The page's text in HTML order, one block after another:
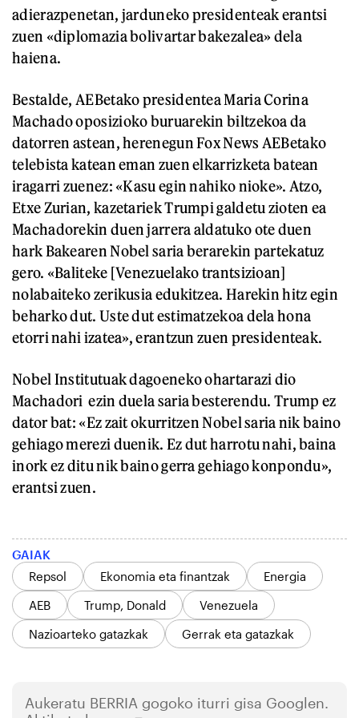
adierazpenetan, jarduneko presidenteak erantsi
zuen «diplomazia bolivartar bakezalea» dela
haiena.
Bestalde, AEBetako presidentea Maria Corina
Machado oposizioko buruarekin biltzekoa da
datorren astean, herenegun Fox News AEBetako
telebista katean eman zuen elkarrizketa batean
iragarri zuenez: «Kasu egin nahiko nioke». Atzo,
Etxe Zurian, kazetariek Trumpi galdetu zioten ea
Machadorekin duen jarrera aldatuko ote duen
hark Bakearen Nobel saria berarekin partekatuz
gero. «Baliteke [Venezuelako trantsizioan]
nolabaiteko zerikusia edukitzea. Harekin hitz egin
beharko dut. Uste dut estimatzekoa dela hona
etorri nahi izatea», erantzun zuen presidenteak.
Nobel Institutuak dagoeneko ohartarazi dio
Machadori ezin duela saria besterendu. Trump ez
dator bat: «Ez zait okurritzen Nobel saria nik baino
gehiago merezi duenik. Ez dut harrotu nahi, baina
inork ez ditu nik baino gerra gehiago konpondu»,
erantsi zuen.
GAIAK
Repsol
Ekonomia eta finantzak
Energia
AEB
Trump, Donald
Venezuela
Nazioarteko gatazkak
Gerrak eta gatazkak
Aukeratu BERRIA gogoko iturri gisa Googlen.